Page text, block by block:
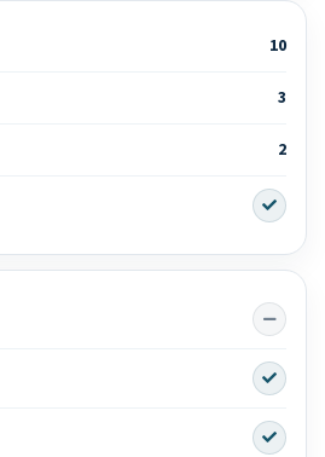
10
3
2
Yes
No
Yes
Yes